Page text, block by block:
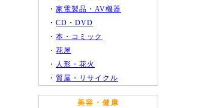
・ 家電製品・AV機器
・ CD・DVD
・ 本・コミック
・ 花屋
・ 人形・花火
・ 質屋・リサイクル
美容・健康